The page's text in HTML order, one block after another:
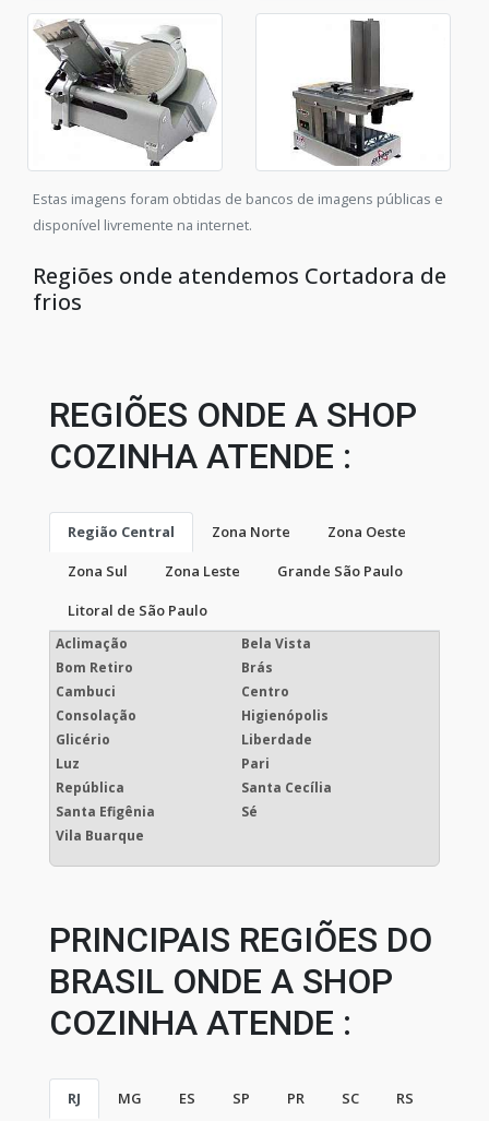
Estas imagens foram obtidas de bancos de imagens públicas e
disponível livremente na internet.
Regiões onde atendemos Cortadora de
frios
REGIÕES ONDE A SHOP
COZINHA ATENDE :
Região Central Zona Norte
Zona Oeste
Zona Sul
Zona Leste
Grande São Paulo
Litoral de São Paulo
Aclimação
Bela Vista
Bom Retiro
Brás
Cambuci
Centro
Consolação
Higienópolis
Glicério
Liberdade
Luz
Pari
República
Santa Cecília
Santa Efigênia
Sé
Vila Buarque
PRINCIPAIS REGIÕES DO
BRASIL ONDE A SHOP
COZINHA ATENDE :
RJ MG ES SP PR SC RS